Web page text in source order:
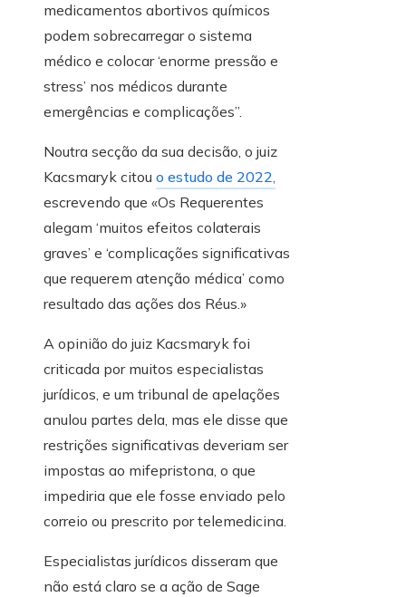
medicamentos abortivos químicos
podem sobrecarregar o sistema
médico e colocar ‘enorme pressão e
stress’ nos médicos durante
emergências e complicações”.
Noutra secção da sua decisão, o juiz
Kacsmaryk citou o estudo de 2022,
escrevendo que «Os Requerentes
alegam ‘muitos efeitos colaterais
graves’ e ‘complicações significativas
que requerem atenção médica’ como
resultado das ações dos Réus.»
A opinião do juiz Kacsmaryk foi
criticada por muitos especialistas
jurídicos, e um tribunal de apelações
anulou partes dela, mas ele disse que
restrições significativas deveriam ser
impostas ao mifepristona, o que
impediria que ele fosse enviado pelo
correio ou prescrito por telemedicina.
Especialistas jurídicos disseram que
não está claro se a ação de Sage